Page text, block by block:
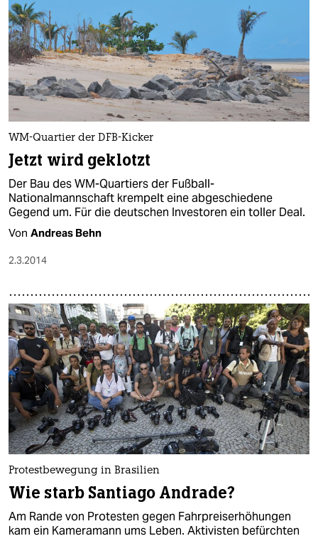
WM-Quartier der DFB-Kicker
Jetzt wird geklotzt
Der Bau des WM-Quartiers der Fußball-
Nationalmannschaft krempelt eine abgeschiedene
Gegend um. Für die deutschen Investoren ein toller Deal.
Von Andreas Behn
2.3.2014
Protestbewegung in Brasilien
Wie starb Santiago Andrade?
Am Rande von Protesten gegen Fahrpreiserhöhungen
kam ein Kameramann ums Leben. Aktivisten befürchten